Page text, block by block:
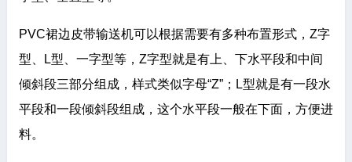
PVC裙边皮带输送机可以根据需要有多种布置形式，Z字
型、L型、一字型等，Z字型就是有上、下水平段和中间
倾斜段三部分组成，样式类似字母“Z”；L型就是有一段水
平段和一段倾斜段组成，这个水平段一般在下面，方便进
料。